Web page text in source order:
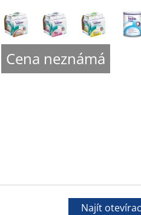
Cena neznámá
Najít